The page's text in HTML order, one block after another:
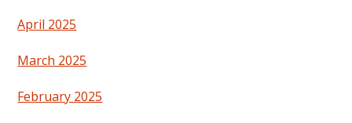
April 2025
March 2025
February 2025